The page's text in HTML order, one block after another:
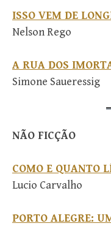
ISSO VEM DE
Nelson Rego
A RUA DOS
Simone Saueressig
NÃO FICÇÃO
COMO E QUANTO
Lucio Carvalho
PORTO ALEGRE: